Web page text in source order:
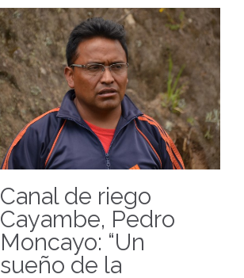
Canal de riego
Cayambe, Pedro
Moncayo: “Un
sueño de la